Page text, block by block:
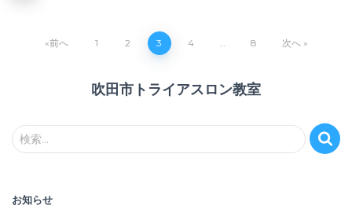
の
ペ
ー
前へ 1 2 3 4 8 次へ
吹田市トライアスロン教室
検
索
検索…
お知らせ